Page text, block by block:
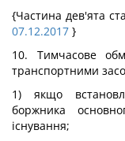
{Частина дев'ята
07.12.2017 }
10. Тимчасове
транспортними
1) якщо
боржника
існування;